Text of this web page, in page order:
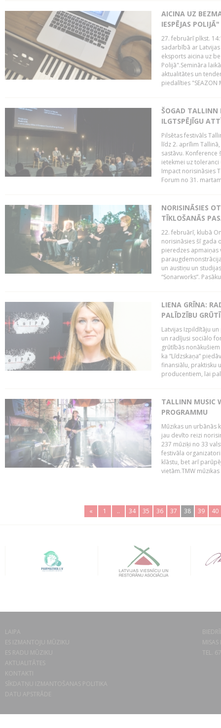
AICINA UZ
IESPĒJAS POLIJĀ"
27. februārī plkst.
sadarbībā ar
eksports aicina uz
Polijā".Semināra
aktualitātes un
piedalīties "SEAZON
ŠOGAD TALLINN
ILGTSPĒJĪGU
Pilsētas festivāls
līdz 2. aprīlim
sastāvu.
ietekmei uz
Impact norisināsies
Forum no 31.
NORISINĀSIES
TĪKLOŠANĀS
22. februārī, klubā
norisināsies šī gada
pieredzes apmaiņas
un austiņu un
“Sonarworks”.
LIENA GRĪNA:
PALĪDZĪBU
Latvijas Izpildītāju
un radījusi sociālo
grūtībās
ka “Līdzskaņa”
finansiālu, praktisku
producentiem, lai
TALLINN MUSIC
PROGRAMMU
Mūzikas un urbānās
jau devīto reizi
237 mūziķi no 33
festivāla
klāstu, bet arī
vietām.TMW
« 1 .. 34 35 36 37 38 39 40
LAIPA
ES IZMANTOJU MŪZIKU
ES RADU MŪZIKU
AKTUALITĀTES
KONTAKTI
SĪKDATŅU IZMANTOŠANAS POLITIKA
DATU APSTRĀDE
TEL.